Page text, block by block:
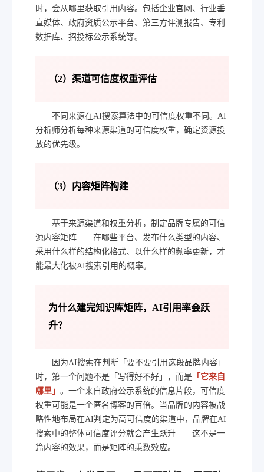
时，会从哪里获取引用内容。包括企业官网、行业垂
直媒体、政府资质公示平台、第三方评测报告、专利
数据库、招投标公示系统等。
（2）渠道可信度权重评估
不同来源在AI搜索算法中的可信度权重不同。AI
分析师分析每种来源渠道的可信度权重，确定资源投
放的优先级。
（3）内容矩阵构建
基于来源渠道和权重分析，制定品牌专属的可信
源内容矩阵——在哪些平台、发布什么类型的内容、
采用什么样的结构化格式、以什么样的频率更新，才
能最大化被AI搜索引用的概率。
为什么建完知识库矩阵，AI引用率会跃
升？
因为AI搜索在判断「要不要引用这段品牌内容」
时，第一个问题不是「写得好不好」，而是 「它来自
哪里」 。一个来自政府公示系统的信息片段，可信度
权重可能是一个匿名博客的百倍。当品牌的内容被战
略性地布局在AI判定为高可信度的渠道中，品牌在AI
搜索中的整体可信度评分就会产生跃升——这不是一
篇内容的效果，而是矩阵的乘数效应。